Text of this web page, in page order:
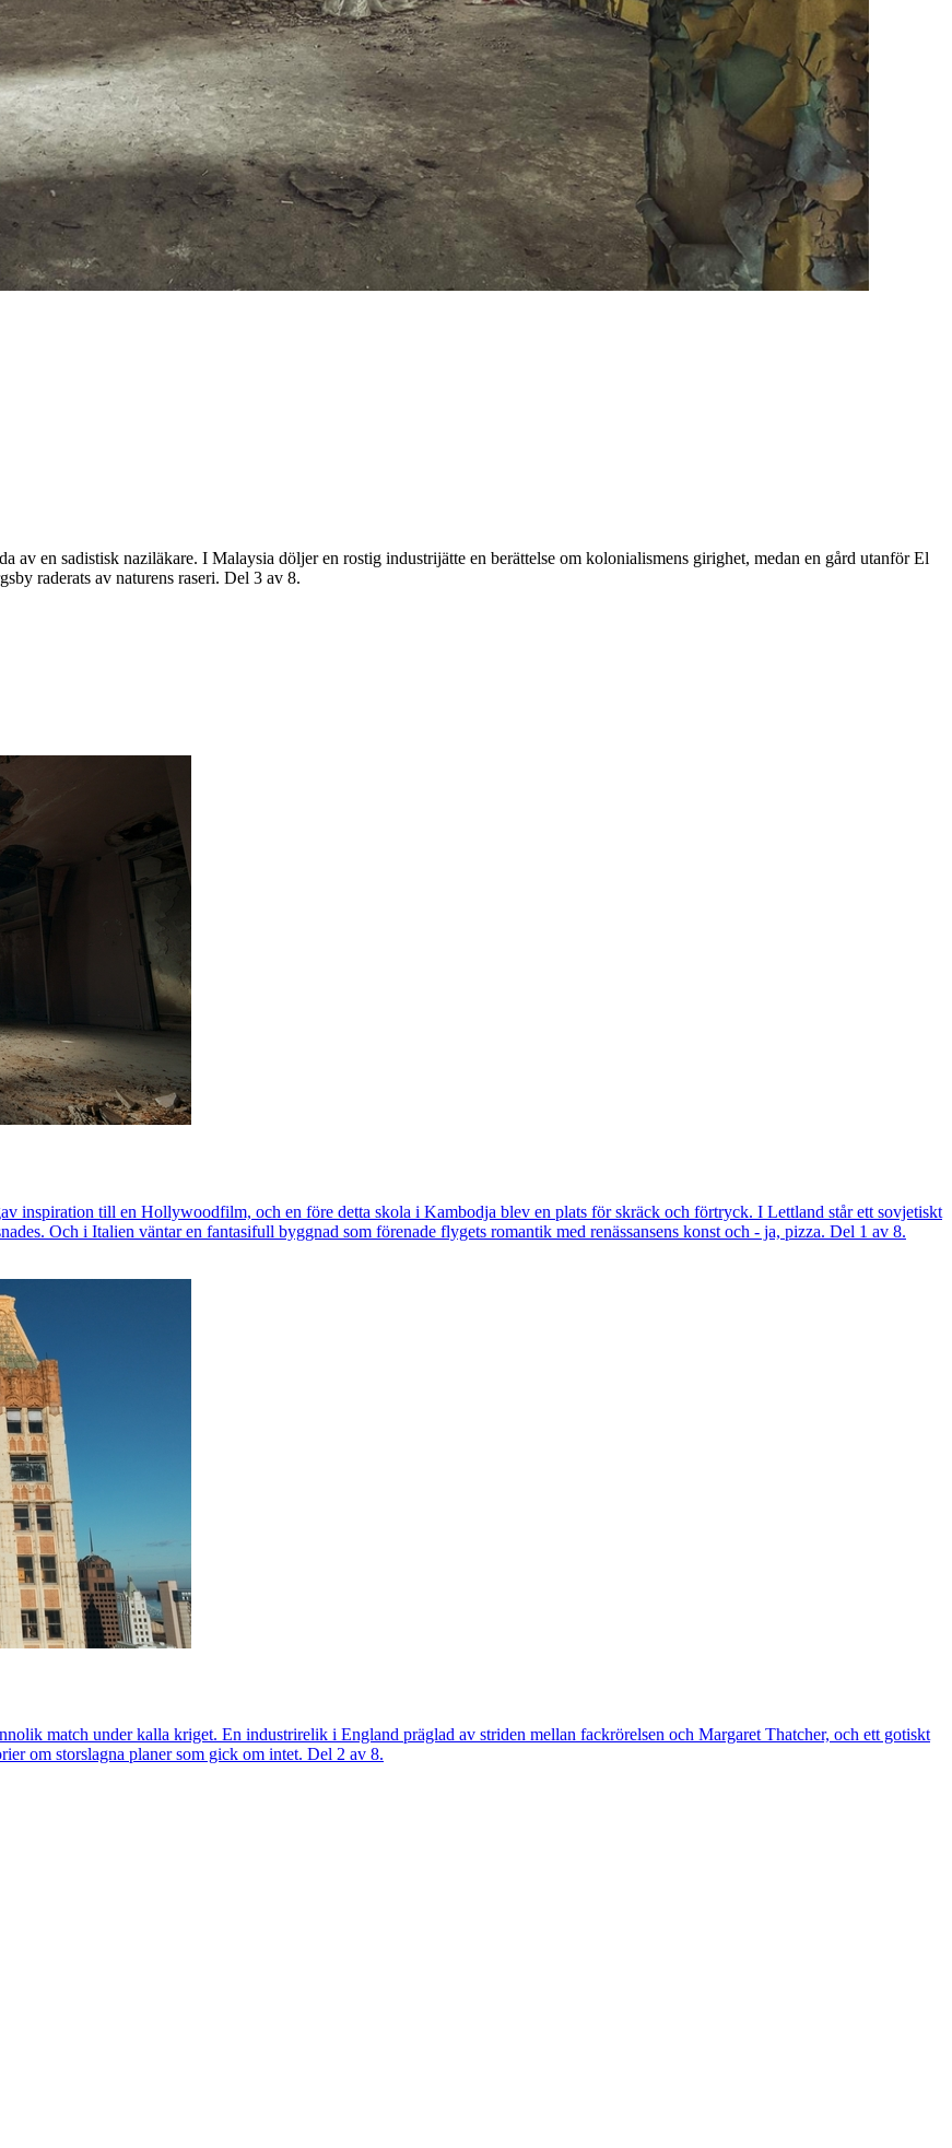
en sadistisk naziläkare. I Malaysia döljer en rostig industrijätte en berättelse om kolonialismens girighet, medan en gård utanför El
raderats av naturens raseri. Del 3 av 8.
inspiration till en Hollywoodfilm, och en före detta skola i Kambodja blev en plats för skräck och förtryck. I Lettland står ett sovjetiskt
Och i Italien väntar en fantasifull byggnad som förenade flygets romantik med renässansens konst och - ja, pizza. Del 1 av 8.
match under kalla kriget. En industrirelik i England präglad av striden mellan fackrörelsen och Margaret Thatcher, och ett gotiskt
om storslagna planer som gick om intet. Del 2 av 8.